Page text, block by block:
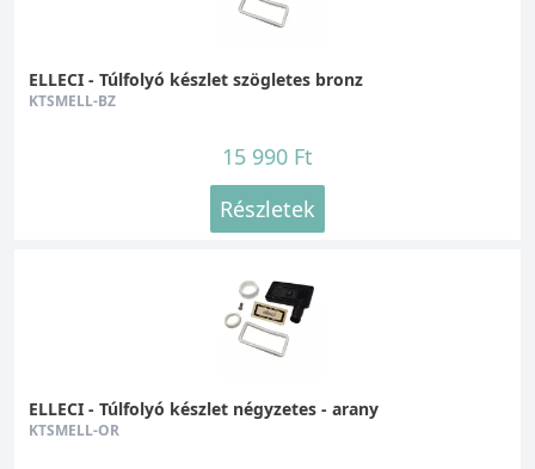
ELLECI - Túlfolyó készlet szögletes bronz
KTSMELL-BZ
15 990 Ft
Részletek
ELLECI - Túlfolyó készlet négyzetes - arany
KTSMELL-OR